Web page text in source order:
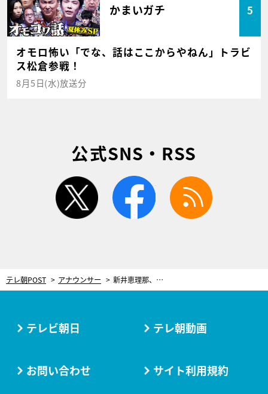
かまいガチ 5
オモロ怖い「でな、話はここからやねん」トラビ
ス松倉参戦！
8月5日(水)放送分
公式SNS・RSS
twitter facebook
テレ朝POST アナウンサー 新井恵理那、革ジャンでニュースを読む？『グッド!モーニング』メンバーが“変身願望”を告白
テレビ朝日 テレ朝動画
お問い合わせ サイト利用規約